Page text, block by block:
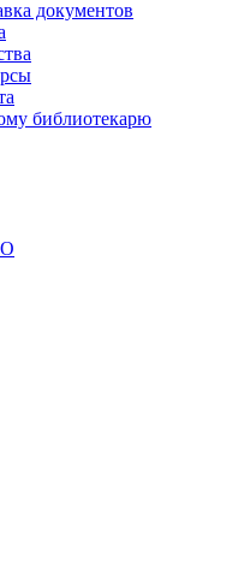
документов
библиотекарю